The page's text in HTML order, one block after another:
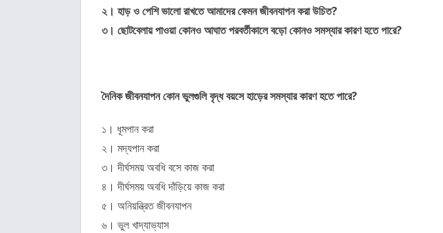
২। হাড় ও পেশি ভালো রাখতে আমাদের কেমন জীবনযাপন করা উচিত?
৩। ছোটবেলায় পাওয়া কোনও আঘাত পরবর্তীকালে বড়ো কোনও সমস্যার কারণ হতে পারে?
দৈনিক জীবনযাপন কোন ভুলগুলি বৃদ্ধ বয়সে হাড়ের সমস্যার কারণ হতে পারে?
১। ধূমপান করা
২। মদ্যপান করা
৩। দীর্ঘসময় অবধি বসে কাজ করা
৪। দীর্ঘসময় অবধি দাঁড়িয়ে কাজ করা
৫। অনিয়ন্ত্রিত জীবনযাপন
৬। ভুল খাদ্যাভ্যাস